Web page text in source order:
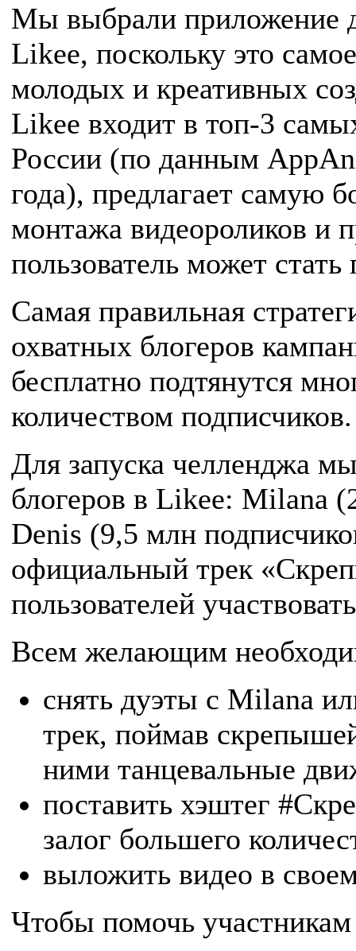
Мы выбрали приложение
Likee, поскольку это
молодых и креативных
Likee входит в топ-3
России (по данным
года), предлагает самую
монтажа видеороликов и
пользователь может
Самая правильная
охватных блогеров
бесплатно подтянутся
количеством подписчиков.
Для запуска челленджа
блогеров в Likee: Milana
Denis (9,5 млн
официальный трек
пользователей
Всем желающим
снять дуэты с Milana
трек, поймав
ними танцевальные
поставить хэштег
залог большего
выложить видео в
Чтобы помочь